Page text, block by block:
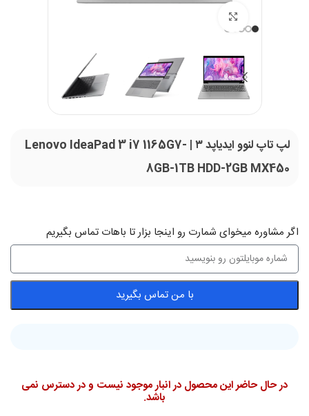
لپ تاپ لنوو ایدیاپد ۳ | Lenovo IdeaPad 3 i7 1165G7-
8GB-1TB HDD-2GB MX450
اگر‌ مشاوره میخوای شمارت رو اینجا بزار تا باهات تماس بگیریم
با من تماس بگیرید
در حال حاضر این محصول در انبار موجود نیست و در دسترس نمی
باشد.